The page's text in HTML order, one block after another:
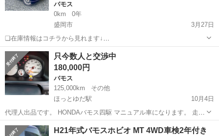
バモス
0km
0年
盛岡市
3月27日
❏在庫情報はコチラから見れます↓
https://ristaoshuiwate.wixsite.com/my-site ❏月額のご質問・頭金のご
相談等は コチラからできます😉 https://form.run/@...
岩手 盛岡市 バモス 車両
只今数人と交渉中
180,000円
バモス
125,000km
その他
ほっとゆだ駅
10月4日
代理人出品です。 HONDAバモス四駆 マニュアル車になります。 走行
距離１２万㌔ぐらい １８年式色パープル 内装キレイ外装多少タッチペ
ンの跡あり 車検令和８年９月まであります 車内ナビ付，シフトノブ社
岩手 和賀郡 ほっとゆだ駅 バモス マニュアル車
H21年式バモスホビオ MT 4WD車検2年付き